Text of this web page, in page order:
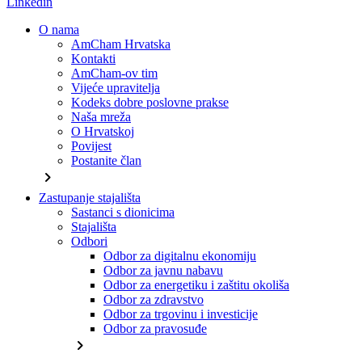
O nama
AmCham Hrvatska
Kontakti
AmCham-ov tim
Vijeće upravitelja
Kodeks dobre poslovne prakse
Naša mreža
O Hrvatskoj
Povijest
Postanite član
chevron_right
Zastupanje stajališta
Sastanci s dionicima
Stajališta
Odbori
Odbor za digitalnu ekonomiju
Odbor za javnu nabavu
Odbor za energetiku i zaštitu okoliša
Odbor za zdravstvo
Odbor za trgovinu i investicije
Odbor za pravosuđe
chevron_right